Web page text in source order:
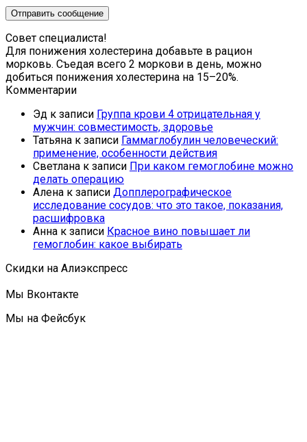
Совет специалиста!
Для понижения холестерина добавьте в рацион
морковь. Съедая всего 2 моркови в день, можно
добиться понижения холестерина на 15–20%.
Комментарии
Эд к записи Группа крови 4 отрицательная у
мужчин: совместимость, здоровье
Татьяна к записи Гаммаглобулин человеческий:
применение, особенности действия
Светлана к записи При каком гемоглобине можно
делать операцию
Алена к записи Допплерографическое
исследование сосудов: что это такое, показания,
расшифровка
Анна к записи Красное вино повышает ли
гемоглобин: какое выбирать
Скидки на Алиэкспресс
Мы Вконтакте
Мы на Фейсбук